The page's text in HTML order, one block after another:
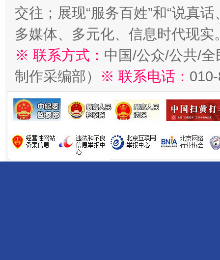
交往；展现“服务百姓”和“说真
多媒体、多元化、信息时代现实
※ 联系方式： 中国/公众/公共/
制作采编部）
※ 联系电话：